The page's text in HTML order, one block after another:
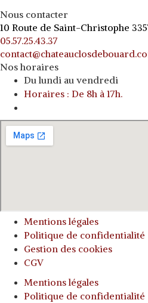
Nous contacter
10 Route de Saint-Christophe
05.57.25.43.37
Nos horaires
Du lundi au vendredi
Horaires : De 8h à 17h.
Mentions légales
Politique de confidentialité
Gestion des cookies
CGV
Mentions légales
Politique de confidentialité